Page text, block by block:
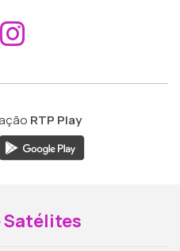
Aceder ao
RTP Play
Satélites